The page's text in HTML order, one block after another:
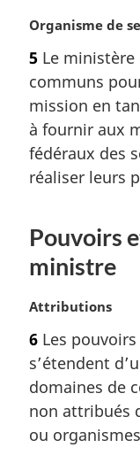
n
l
e
N
t
e
m
a
g
i
e
:
Organisme de
5 Le ministère
communs
mission en
à fournir aux
fédéraux des
réaliser leurs
Pouvoirs
ministre
N
t
e
m
a
g
Attributions
6 Les
s’étendent
domaines de
non attribués
ou